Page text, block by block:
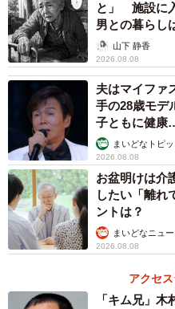
る？」って言ったのは覚え
よね？ 娘は保育園行けてな
ってること頭おかしい！」
た…笑。
――夫さんはどうしても外せ
か？
主人が、主催メンバーとな
ったようで、BBQは外せな
ね。もともと昼飲み→BBQ→
む予定だったそうです。
――なるほど、幹事の一人だ
と」 施設に
男との暮らし
から】山下 静香
2026.08.08
夫はマイファ
手の28歳モデ
子ともに健康
まいどなトピッ
2026.08.08
お盆明けは介
したい「離れ
ントは？
まいどなニュ
2026.08.08
アクセ
「キム兄」